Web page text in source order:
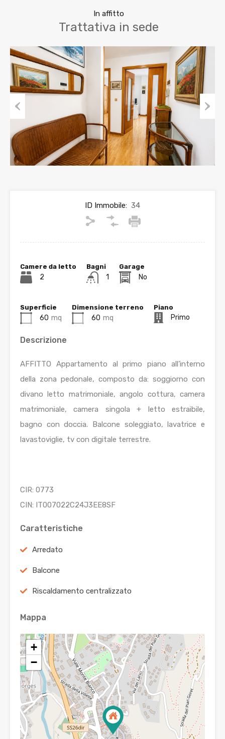
In affitto
Trattativa in sede
Previous
ID Immobile: 34
Camere da letto
2
Bagni
1
Garage
No
Superficie
60 mq
Dimensione terreno
60 mq
Piano
Primo
Descrizione
AFFITTO Appartamento al primo piano all’interno
della zona pedonale, composto da: soggiorno con
divano letto matrimoniale, angolo cottura, camera
matrimoniale, camera singola + letto estraibile,
bagno con doccia. Balcone soleggiato, lavatrice e
lavastoviglie, tv con digitale terrestre.
CIR: 0773
CIN: IT007022C24J3EE8SF
Caratteristiche
Arredato
Balcone
Riscaldamento centralizzato
Mappa
+
−